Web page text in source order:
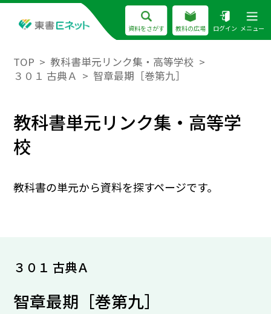
資料をさがす 教科の広場 ログイン メニュー
TOP
教科書単元リンク集・高等学校
３０１ 古典Ａ
智章最期［巻第九］
教科書単元リンク集・高等学
校
教科書の単元から資料を探すページです。
３０１ 古典Ａ
智章最期［巻第九］